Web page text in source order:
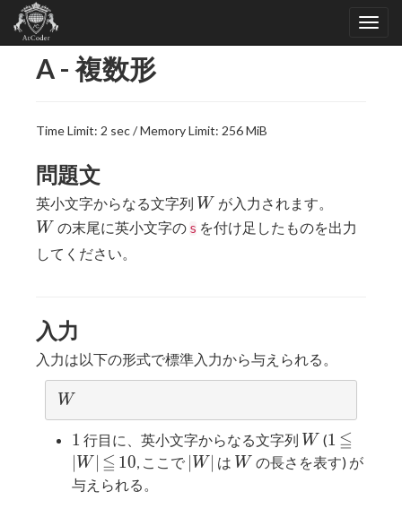
A - 複数形
Time Limit: 2 sec / Memory Limit: 256 MiB
問題文
英小文字からなる文字列 W
W が入力されます。
W
W の末尾に英小文字の s を付け足したものを出力
してください。
入力
入力は以下の形式で標準入力から与えられる。
W
W
1
1 行目に、英小文字からなる文字列 W
W (1
1 ≦
≦
W ≦
≦ 10
10, ここで |W|
W は W
W の長さを表す) が
与えられる。